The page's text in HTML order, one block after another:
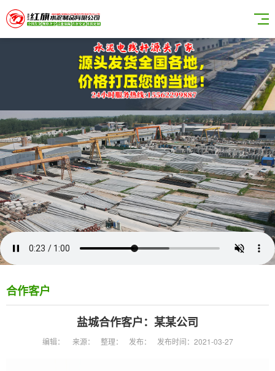
合作客户
盐城合作客户：某某公司
编辑： 来源： 整理： 发布： 发布时间：2021-03-27